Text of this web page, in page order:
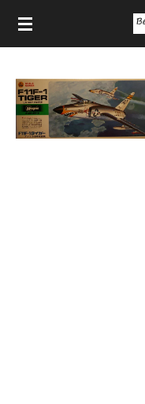
Ga
direct
hoofdinhoud